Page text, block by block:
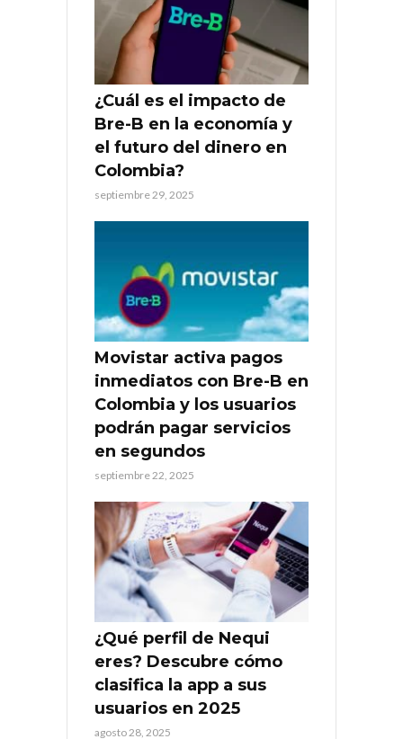
¿Cuál es el impacto de
Bre-B en la economía y
el futuro del dinero en
Colombia?
septiembre 29, 2025
Movistar activa pagos
inmediatos con Bre-B en
Colombia y los usuarios
podrán pagar servicios
en segundos
septiembre 22, 2025
¿Qué perfil de Nequi
eres? Descubre cómo
clasifica la app a sus
usuarios en 2025
agosto 28, 2025